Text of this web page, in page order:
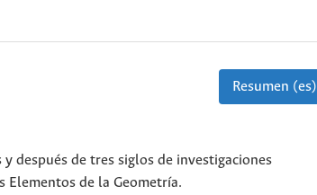
Resumen (es)
después de tres siglos de investigaciones
Elementos de la Geometría.